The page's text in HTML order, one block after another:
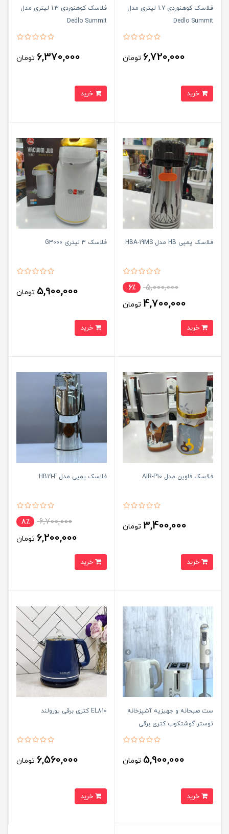
فلاسک کوهنوردی 1.7 لیتری مدل
Dedlo Summit
6,720,000 تومان
فلاسک کوهنوردی 1.3 لیتری مدل
Dedlo Summit
6,370,000 تومان
فلاسک پمپی HB مدل HBA-19MS
5,000,000 6٪
4,700,000 تومان
فلاسک 3 لیتری G3000
5,900,000 تومان
فلاسک فاوین مدل AIR-P10
3,400,000 تومان
فلاسک پمپی مدل HB19-F
6,700,000 8٪
6,200,000 تومان
ست صبحانه و جهیزیه آشپزخانه
توستر گوشتکوب کتری برقی
5,900,000 تومان
EL810 کتری برقی یورولند
6,560,000 تومان